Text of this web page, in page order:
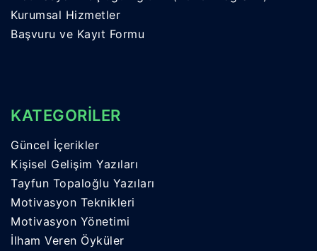
Kurumsal Hizmetler
Başvuru ve Kayıt Formu
KATEGORİLER
Güncel İçerikler
Kişisel Gelişim Yazıları
Tayfun Topaloğlu Yazıları
Motivasyon Teknikleri
Motivasyon Yönetimi
İlham Veren Öyküler